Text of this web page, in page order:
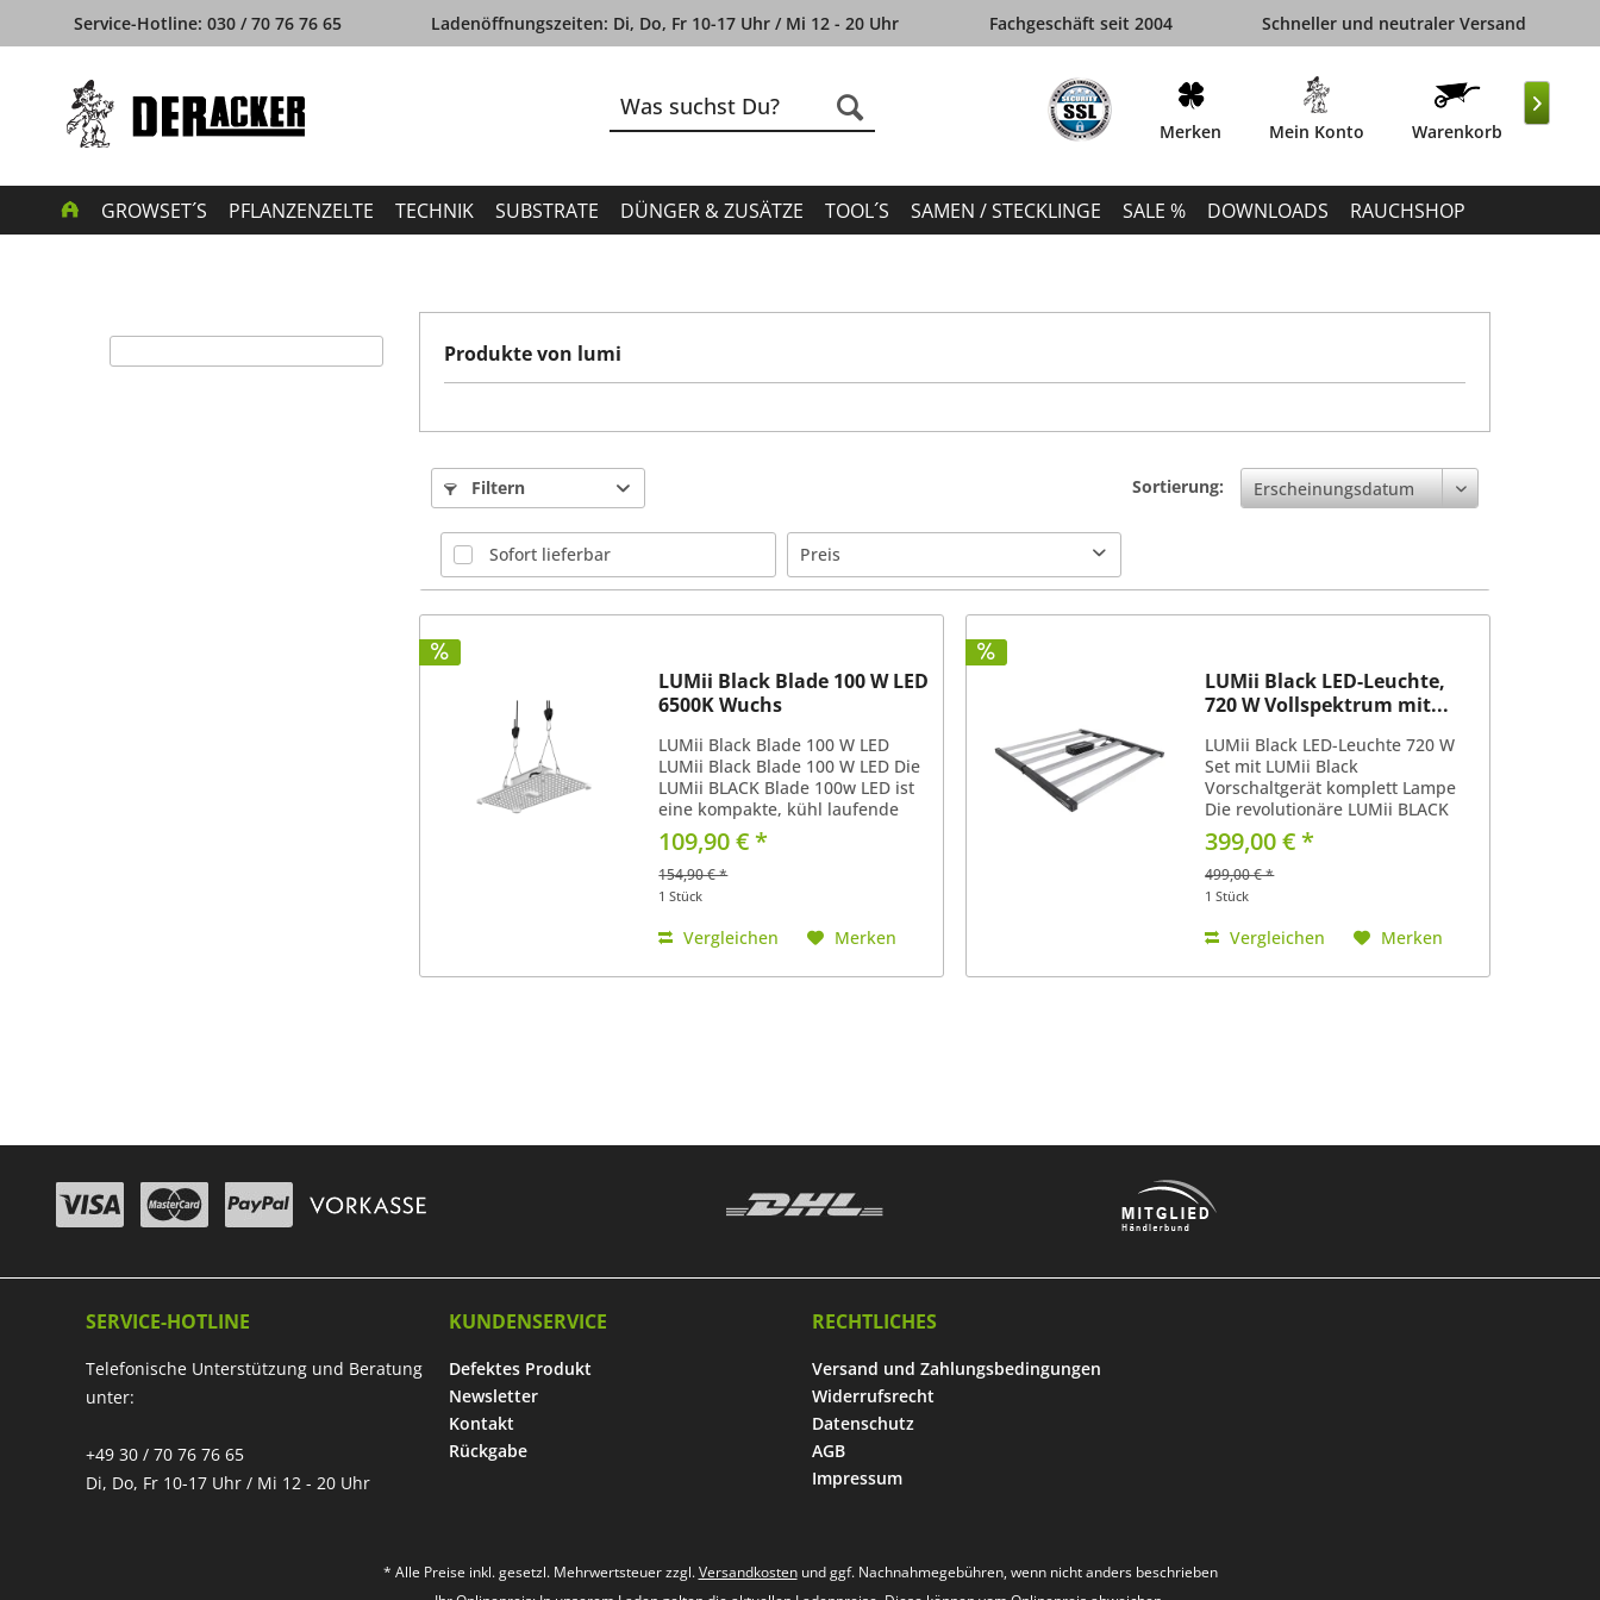
Service-Hotline: 030 / 70 76 76 65 Ladenöffnungszeiten: Di, Do, Fr 10-17 Uhr / Mi 12 - 20 Uhr Fachgeschäft seit 2004 Schneller und neutraler Versand
Merken Mein Konto Warenkorb
GROWSET´S PFLANZENZELTE TECHNIK SUBSTRATE DÜNGER & ZUSÄTZE TOOL´S SAMEN / STECKLINGE SALE % DOWNLOADS RAUCHSHOP

Produkte von lumi
Filtern Sortierung:
Sofort lieferbar Preis
LUMii Black Blade 100 W LED
6500K Wuchs
LUMii Black Blade 100 W LED
LUMii Black Blade 100 W LED Die
LUMii BLACK Blade 100w LED ist
eine kompakte, kühl laufende
und effiziente LED-Alternative zu
T5-Lampen, CFL-Lampen oder 250
W Halogen-Metalldampflampen
im Plattenformat. Sie...
109,90 € *
154,90 € *
1 Stück
Vergleichen Merken
LUMii Black LED-Leuchte,
720 W Vollspektrum mit...
LUMii Black LED-Leuchte 720 W
Set mit LUMii Black
Vorschaltgerät komplett Lampe
Die revolutionäre LUMii BLACK
LED-Leuchte mit großzügiger
Gewinnspanne! Eine attraktive
Möglichkeit von HPS auf LED
umzusteigen - niedriger Preis,
399,00 € *
499,00 € *
1 Stück
Vergleichen Merken
SERVICE-HOTLINE
Telefonische Unterstützung und Beratung
unter:
+49 30 / 70 76 76 65
Di, Do, Fr 10-17 Uhr / Mi 12 - 20 Uhr
KUNDENSERVICE
Defektes Produkt
Newsletter
Kontakt
Rückgabe
RECHTLICHES
Versand und Zahlungsbedingungen
Widerrufsrecht
Datenschutz
AGB
Impressum
* Alle Preise inkl. gesetzl. Mehrwertsteuer zzgl.Versandkostenund ggf. Nachnahmegebühren, wenn nicht anders beschrieben